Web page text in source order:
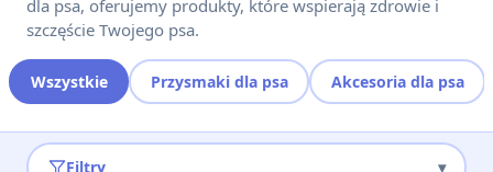
dla psa, oferujemy produkty, które wspierają zdrowie i
szczęście Twojego psa.
Wszystkie Przysmaki dla psa Akcesoria dla psa
Filtry ▾